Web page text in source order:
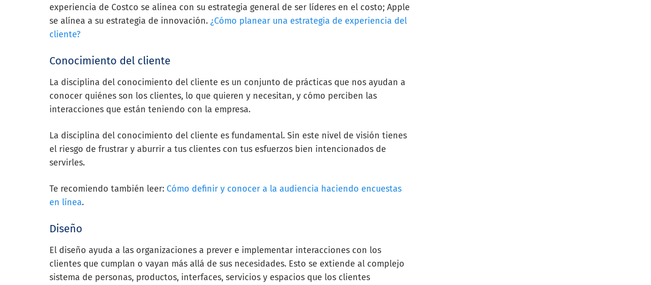
experiencia de Costco se alinea con su estrategia general de ser líderes en el costo; Apple
se alínea a su estrategia de innovación. ¿Cómo planear una estrategia de experiencia del
cliente?
Conocimiento del cliente
La disciplina del conocimiento del cliente es un conjunto de prácticas que nos ayudan a
conocer quiénes son los clientes, lo que quieren y necesitan, y cómo perciben las
interacciones que están teniendo con la empresa.
La disciplina del conocimiento del cliente es fundamental. Sin este nivel de visión tienes
el riesgo de frustrar y aburrir a tus clientes con tus esfuerzos bien intencionados de
servirles.
Te recomiendo también leer: Cómo definir y conocer a la audiencia haciendo encuestas
en línea.
Diseño
El diseño ayuda a las organizaciones a prever e implementar interacciones con los
clientes que cumplan o vayan más allá de sus necesidades. Esto se extiende al complejo
sistema de personas, productos, interfaces, servicios y espacios que los clientes